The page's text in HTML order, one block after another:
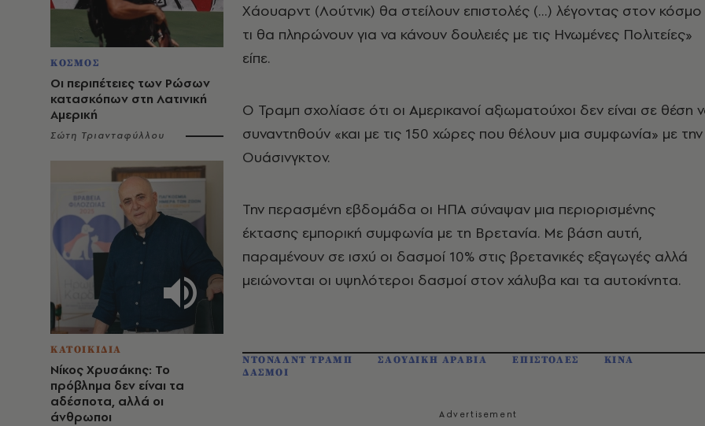
ΚΟΣΜΟΣ
Οι περιπέτειες των Ρώσων
κατασκόπων στη Λατινική
Αμερική
Σώτη Τριανταφύλλου
ΚΑΤΟΙΚΙΔΙΑ
Νίκος Χρυσάκης: Το
πρόβλημα δεν είναι τα
αδέσποτα, αλλά οι
άνθρωποι
Χάουαρντ (Λούτνικ) θα στείλουν επιστολές (…) λέγοντας στον κόσμο
τι θα πληρώνουν για να κάνουν δουλειές με τις Ηνωμένες Πολιτείες»
είπε.
Ο Τραμπ σχολίασε ότι οι Αμερικανοί αξιωματούχοι δεν είναι σε θέση
συναντηθούν «και με τις 150 χώρες που θέλουν μια συμφωνία» με την
Ουάσινγκτον.
Την περασμένη εβδομάδα οι ΗΠΑ σύναψαν μια περιορισμένης
έκτασης εμπορική συμφωνία με τη Βρετανία. Με βάση αυτή,
παραμένουν σε ισχύ οι δασμοί 10% στις βρετανικές εξαγωγές αλλά
μειώνονται οι υψηλότεροι δασμοί στον χάλυβα και τα αυτοκίνητα.
ΝΤΟΝΑΛΝΤ ΤΡΑΜΠ ΣΑΟΥΔΙΚΗ ΑΡΑΒΙΑ ΕΠΙΣΤΟΛΕΣ
ΚΙΝΑ
ΔΑΣΜΟΙ